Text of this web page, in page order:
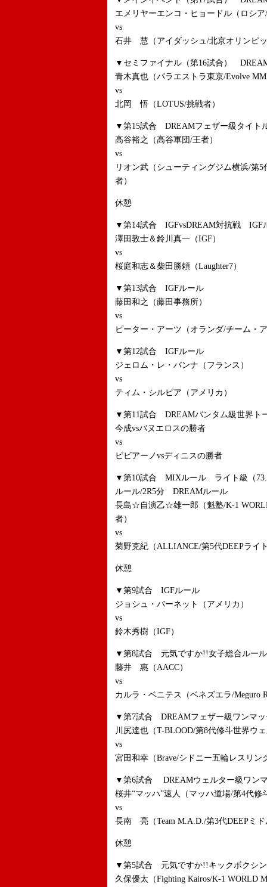
エメリヤーエンコ・ヒョードル（ロシ
vs
石井 慧（アイダッシュ/北京オリンピ
▼セミファイナル（第16試合）
青木真也（パラエストラ東京/Evolve
vs
北岡 悟（LOTUS/挑戦者）
▼第15試合 DREAMフェザー級タイト
高谷裕之（高谷軍団/王者）
vs
リオン武（シューティングジム横浜/第
者）
休憩
▼第14試合 IGFvsDREAM対抗戦 IGF
澤田敦士＆鈴川真一（IGF）
vs
桜庭和志＆柴田勝頼（Laughter7）
▼第13試合 IGFルール
藤田和之（藤田事務所）
vs
ピーター・アーツ（オランダ/チーム・
▼第12試合 IGFルール
ジェロム・レ・バンナ（フランス）
vs
ティム・シルビア（アメリカ）
▼第11試合 DREAMバンタム級世界ト
今成vsバヌエロスの勝者
vs
ビビアーノvsディニスの勝者
▼第10試合 MIXルール ライト級（
ルール/2R5分 DREAMルール
長島☆自演乙☆雄一郎（魁塾/K-1
者）
vs
菊野克紀（ALLIANCE/第5代DEEPライ
休憩
▼第9試合 IGFルール
ジョシュ・バーネット（アメリカ）
vs
鈴木秀樹（IGF）
▼第8試合 元気ですか!!女子総合ルー
藤井 惠（AACC）
vs
カルラ・ベニテス（ベネズエラ/Meguro
▼第7試合 DREAMフェザー級ワンマ
川尻達也（T-BLOOD/第8代修斗世界ウ
vs
宮田和幸（Brave/シドニー五輪レスリン
▼第6試合 DREAMウェルター級ワン
桜井“マッハ”速人（マッハ道場/第4代修
vs
長南 亮（Team M.A.D./第3代DEEPミド
休憩
▼第5試合 元気ですか!!キックボクシ
久保優太（Fighting Kairos/K-1 WORLD